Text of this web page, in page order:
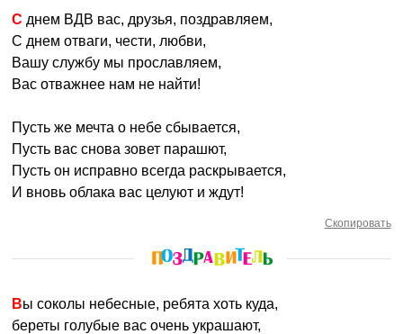
С днем ВДВ вас, друзья, поздравляем,
С днем отваги, чести, любви,
Вашу службу мы прославляем,
Вас отважнее нам не найти!
Пусть же мечта о небе сбывается,
Пусть вас снова зовет парашют,
Пусть он исправно всегда раскрывается,
И вновь облака вас целуют и ждут!
Скопировать
Вы соколы небесные, ребята хоть куда,
береты голубые вас очень украшают,